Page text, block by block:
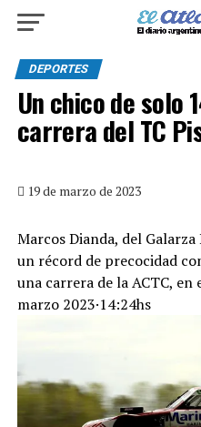
DEPORTES
Un chico de solo
carrera del TC
19 de marzo de 2023
Marcos Dianda, del
un récord de precocidad
una carrera de la ACTC, en
marzo 2023·14:24hs